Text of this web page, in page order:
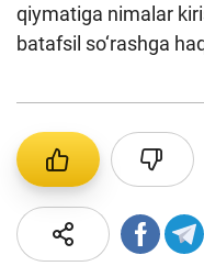
qiymatiga nimalar
batafsil so‘rashga